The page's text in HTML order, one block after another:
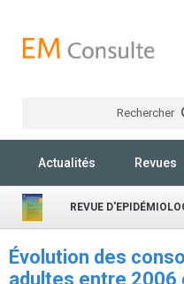
Rechercher
Actualités Revues
REVUE
Évolution des
adultes entre 2006